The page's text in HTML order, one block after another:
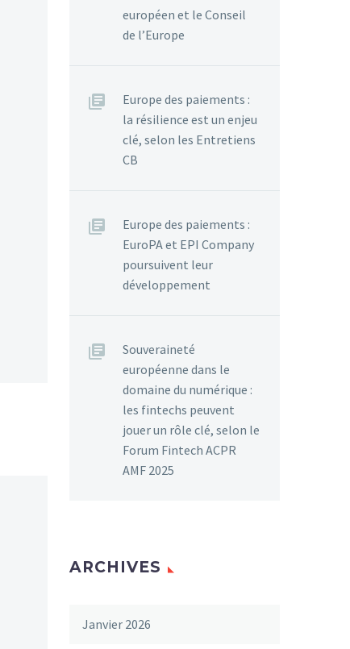
européen et le Conseil
de l’Europe
Europe des paiements :
la résilience est un enjeu
clé, selon les Entretiens
CB
Europe des paiements :
EuroPA et EPI Company
poursuivent leur
développement
Souveraineté
européenne dans le
domaine du numérique :
les fintechs peuvent
jouer un rôle clé, selon le
Forum Fintech ACPR
AMF 2025
ARCHIVES
Janvier 2026